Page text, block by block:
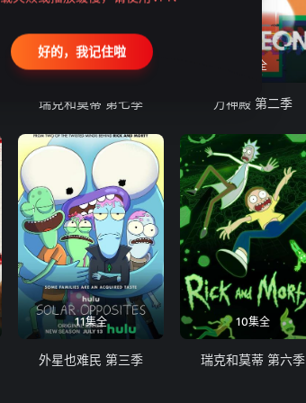
瑞克和莫蒂 第七季
8集全
万神殿 第二季
11集全
外星也难民 第三季
10集全
瑞克和莫蒂 第六季
好的，我记住啦